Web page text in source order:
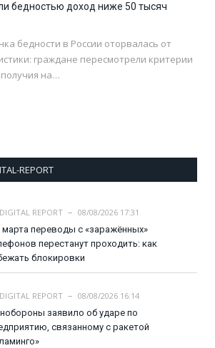
бедностью доход ниже 50 тысяч
бедности в России оторвалась от
граждане пересмотрели критерии
на…
REPORT
DIGITAL REPORT
08/08/2026 17:31
марта переводы с «заражённых»
перестанут проходить: как
блокировки
DIGITAL REPORT
08/08/2026 16:14
заявило об ударе по
связанному с ракетой